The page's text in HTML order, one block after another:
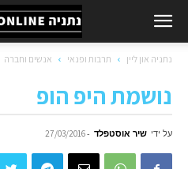
נתניה און ליין תרבות ופנאי אנשים וחברה
נושמת היפ הופ
על ידי שיר אוסטפלד -
27/03/2016